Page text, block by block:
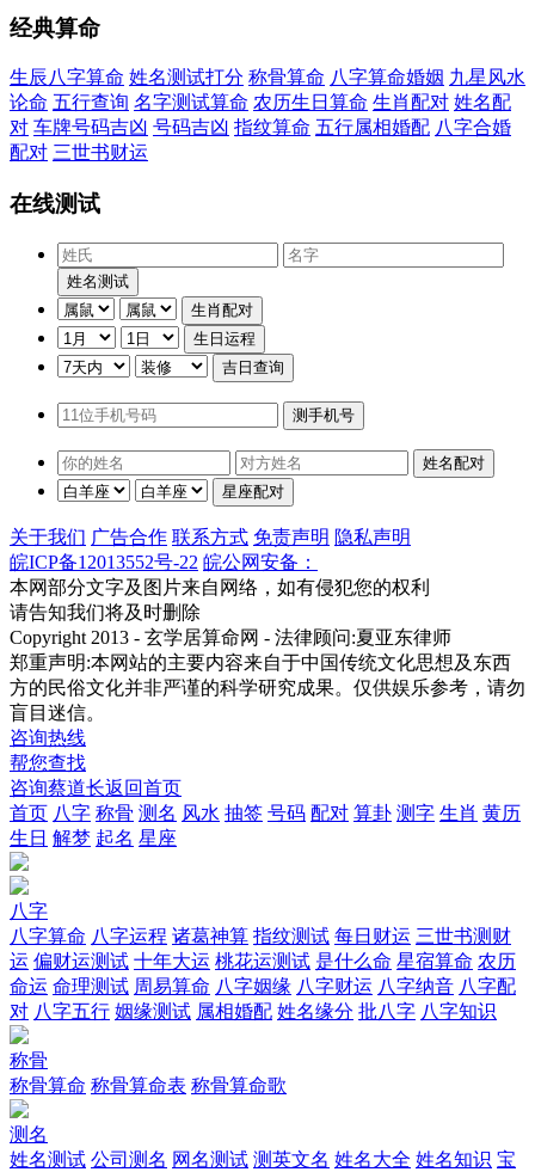
经典算命
生辰八字算命 姓名测试打分 称骨算命 八字算命婚姻 九星风水
论命 五行查询 名字测试算命 农历生日算命 生肖配对 姓名配
对 车牌号码吉凶 号码吉凶 指纹算命 五行属相婚配 八字合婚
配对 三世书财运
在线测试
关于我们 广告合作 联系方式 免责声明 隐私声明
皖ICP备12013552号-22 皖公网安备：
本网部分文字及图片来自网络，如有侵犯您的权利
请告知我们将及时删除
Copyright 2013 - 玄学居算命网 - 法律顾问:夏亚东律师
郑重声明:本网站的主要内容来自于中国传统文化思想及东西
方的民俗文化并非严谨的科学研究成果。仅供娱乐参考，请勿
盲目迷信。
咨询热线
帮您查找
咨询蔡道长返回首页
首页 八字 称骨 测名 风水 抽签 号码 配对 算卦 测字 生肖 黄历
生日 解梦 起名 星座
八字
八字算命 八字运程 诸葛神算 指纹测试 每日财运 三世书测财
运 偏财运测试 十年大运 桃花运测试 是什么命 星宿算命 农历
命运 命理测试 周易算命 八字姻缘 八字财运 八字纳音 八字配
对 八字五行 姻缘测试 属相婚配 姓名缘分 批八字 八字知识
称骨
称骨算命 称骨算命表 称骨算命歌
测名
姓名测试 公司测名 网名测试 测英文名 姓名大全 姓名知识 宝